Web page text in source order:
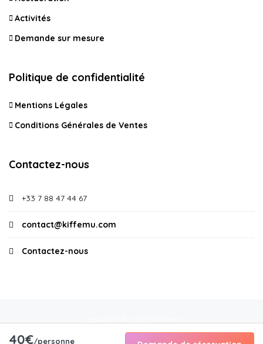
40€/personne
Activités
Demande sur mesure
Politique de confidentialité
Mentions Légales
Conditions Générales de Ventes
Contactez-nous
+33 7 88 47 44 67
contact@kiffemu.com
Contactez-nous